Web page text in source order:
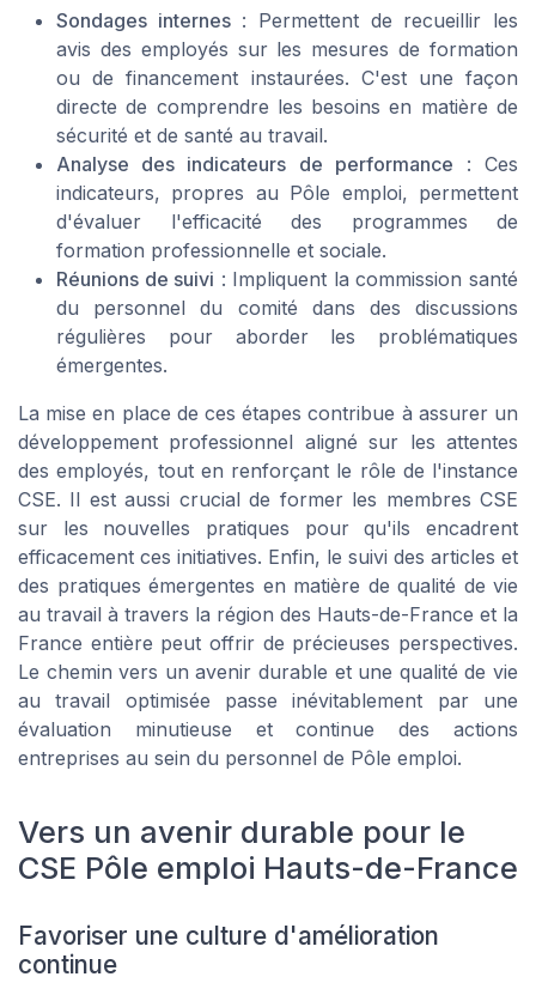
Sondages internes: Permettent de recueillir les
avis des employés sur les mesures de formation
ou de financement instaurées. C'est une façon
directe de comprendre les besoins en matière de
sécurité et de santé au travail.
Analyse des indicateurs de performance : Ces
indicateurs, propres au Pôle emploi, permettent
d'évaluer l'efficacité des programmes de
formation professionnelle et sociale.
Réunions de suivi : Impliquent la commission santé
du personnel du comité dans des discussions
régulières pour aborder les problématiques
émergentes.
La mise en place de ces étapes contribue à assurer un
développement professionnel aligné sur les attentes
des employés, tout en renforçant le rôle de l'instance
CSE. Il est aussi crucial de former les membres CSE
sur les nouvelles pratiques pour qu'ils encadrent
efficacement ces initiatives. Enfin, le suivi des articles et
des pratiques émergentes en matière de qualité de vie
au travail à travers la région des Hauts-de-France et la
France entière peut offrir de précieuses perspectives.
Le chemin vers un avenir durable et une qualité de vie
au travail optimisée passe inévitablement par une
évaluation minutieuse et continue des actions
entreprises au sein du personnel de Pôle emploi.
Vers un avenir durable pour le
CSE Pôle emploi Hauts-de-France
Favoriser une culture d'amélioration
continue